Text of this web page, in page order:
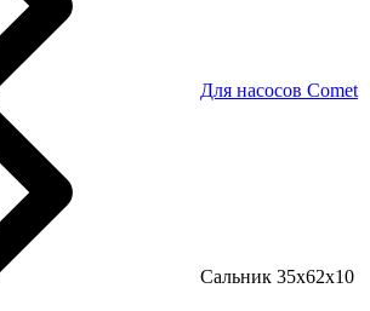
Для насосов Comet
Сальник 35х62х10